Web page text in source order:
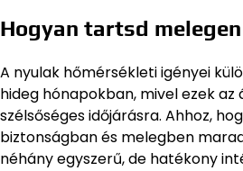
Hogyan tartsd
A nyulak hőmérsékleti igényei
hideg hónapokban, mivel ezek
szélsőséges időjárásra. Ahhoz,
biztonságban és melegben
néhány egyszerű, de hatékony